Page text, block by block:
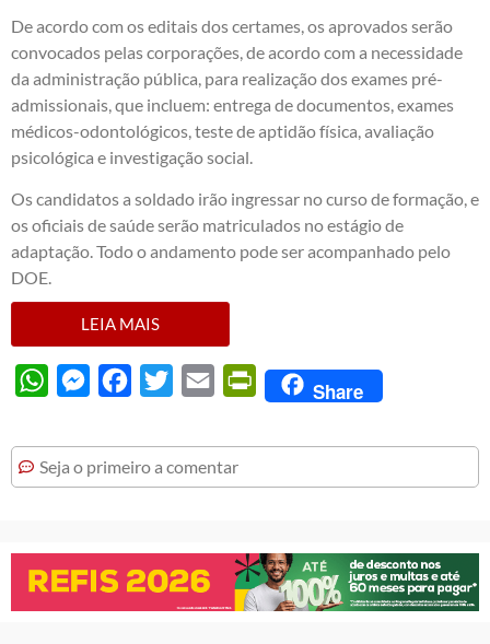
De acordo com os editais dos certames, os aprovados serão
convocados pelas corporações, de acordo com a necessidade
da administração pública, para realização dos exames pré-
admissionais, que incluem: entrega de documentos, exames
médicos-odontológicos, teste de aptidão física, avaliação
psicológica e investigação social.
Os candidatos a soldado irão ingressar no curso de formação, e
os oficiais de saúde serão matriculados no estágio de
adaptação. Todo o andamento pode ser acompanhado pelo
DOE.
LEIA MAIS
WhatsAppMessengerFacebook
Twitter Email PrintFriendly
Share
Seja o primeiro a comentar